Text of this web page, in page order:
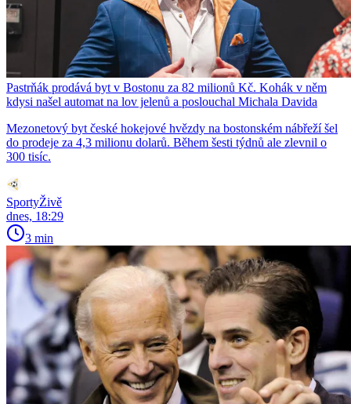
Pastrňák prodává byt v Bostonu za 82 milionů Kč. Kohák v něm
kdysi našel automat na lov jelenů a poslouchal Michala Davida
Mezonetový byt české hokejové hvězdy na bostonském nábřeží šel
do prodeje za 4,3 milionu dolarů. Během šesti týdnů ale zlevnil o
300 tisíc.
SportyŽivě
dnes, 18:29
3 min